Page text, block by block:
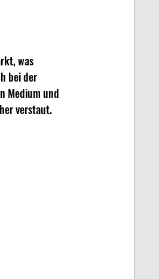
was
bei der
Medium und
verstaut.